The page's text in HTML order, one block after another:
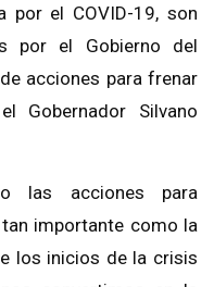
por el COVID-19, son
por el Gobierno del
acciones para frenar
Gobernador Silvano
las acciones para
importante como la
los inicios de la crisis